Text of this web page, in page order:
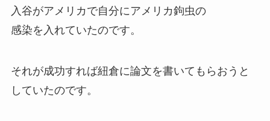
入谷がアメリカで自分にアメリカ鉤虫の
感染を入れていたのです。
それが成功すれば紐倉に論文を書いてもらおうと
していたのです。